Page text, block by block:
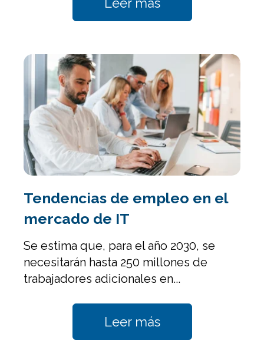
Tendencias de empleo en el
mercado de IT
Se estima que, para el año 2030, se
necesitarán hasta 250 millones de
trabajadores adicionales en...
Leer más